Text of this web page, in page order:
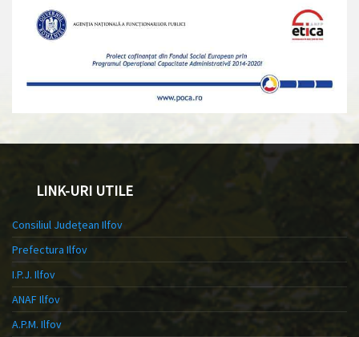
LINK-URI UTILE
Consiliul Județean Ilfov
Prefectura Ilfov
I.P.J. Ilfov
ANAF Ilfov
A.P.M. Ilfov